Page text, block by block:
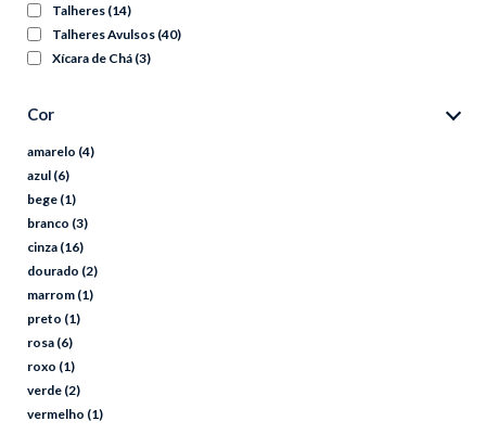
Talheres (14)
Talheres Avulsos (40)
Xícara de Chá (3)
Cor
amarelo (4)
azul (6)
bege (1)
branco (3)
cinza (16)
dourado (2)
marrom (1)
preto (1)
rosa (6)
roxo (1)
verde (2)
vermelho (1)